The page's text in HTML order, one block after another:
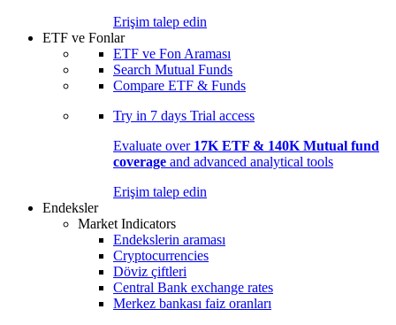
Erişim talep edin
ETF ve Fonlar
ETF ve Fon Araması
Search Mutual Funds
Compare ETF & Funds
Try in 7 days Trial access
Evaluate over 17K ETF & 140K Mutual fund
coverage and advanced analytical tools
Erişim talep edin
Endeksler
Market Indicators
Endekslerin araması
Cryptocurrencies
Döviz çiftleri
Central Bank exchange rates
Merkez bankası faiz oranları